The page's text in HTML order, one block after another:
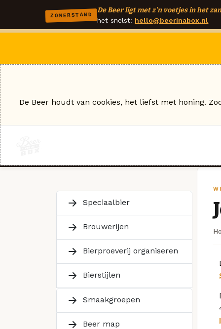
ZOMERSTAND
De Beer ligt met z'n voetjes in het
het snelst: hello@beerinabox.nl
Speciaalbier
Brouwerijen
Bierproeverij organiseren
Bierstijlen
Smaakgroepen
Beer map
De Beer houdt van cookies, het liefst met honing.